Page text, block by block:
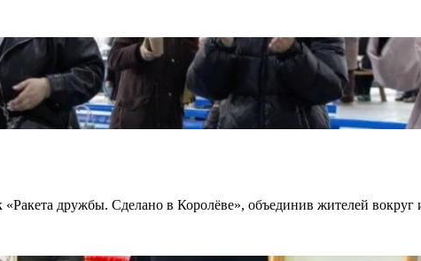
дружбы. Сделано в Королёве», объединив жителей вокруг